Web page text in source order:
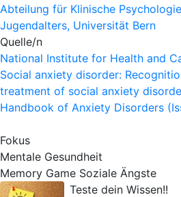
Abteilung für Klinische
Jugendalters, Universität Bern
Quelle/n
National Institute for Health and
Social anxiety disorder:
treatment of social anxiety
Handbook of Anxiety Disorders
Fokus
Mentale Gesundheit
Memory Game Soziale Ängste
Teste dein Wissen!!